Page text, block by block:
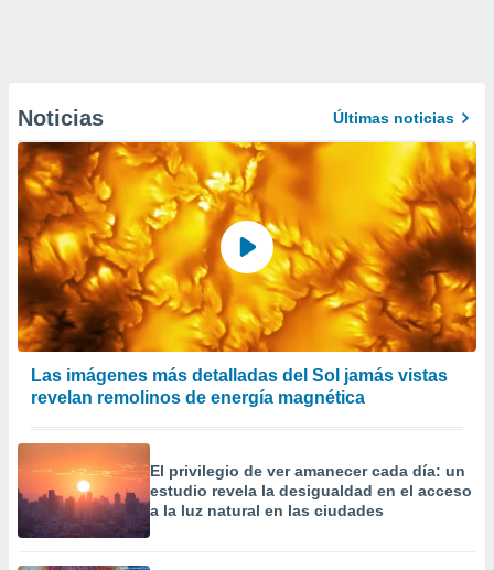
Noticias Últimas noticias
Las imágenes más detalladas del Sol jamás vistas
revelan remolinos de energía magnética
El privilegio de ver amanecer cada día: un
estudio revela la desigualdad en el acceso
a la luz natural en las ciudades